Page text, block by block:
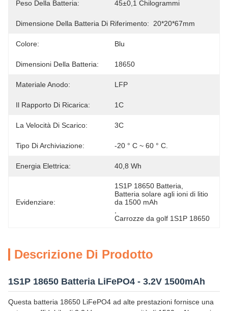
Peso Della Batteria: 45±0,1 Chilogrammi
Dimensione Della Batteria Di Riferimento: 20*20*67mm
Colore: Blu
Dimensioni Della Batteria: 18650
Materiale Anodo: LFP
Il Rapporto Di Ricarica: 1C
La Velocità Di Scarico: 3C
Tipo Di Archiviazione: -20 ° C ~ 60 ° C.
Energia Elettrica: 40,8 Wh
Evidenziare:
1S1P 18650 Batteria
Batteria solare agli ioni di litio
da 1500 mAh
Carrozze da golf 1S1P 18650
Descrizione Di Prodotto
1S1P 18650 Batteria LiFePO4 - 3.2V 1500mAh
Questa batteria 18650 LiFePO4 ad alte prestazioni fornisce una